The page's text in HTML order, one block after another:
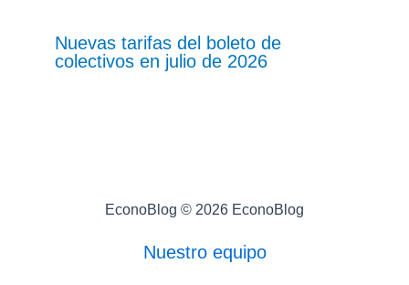
Nuevas tarifas del boleto de
colectivos en julio de 2026
EconoBlog © 2026 EconoBlog
Nuestro equipo